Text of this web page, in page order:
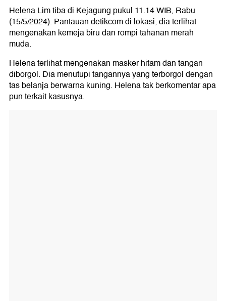
Helena Lim tiba di Kejagung pukul 11.14 WIB, Rabu
(15/5/2024). Pantauan detikcom di lokasi, dia terlihat
mengenakan kemeja biru dan rompi tahanan merah
muda.
Helena terlihat mengenakan masker hitam dan tangan
diborgol. Dia menutupi tangannya yang terborgol dengan
tas belanja berwarna kuning. Helena tak berkomentar apa
pun terkait kasusnya.